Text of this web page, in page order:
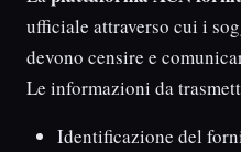
ufficiale attraverso cui i
devono censire e
Le informazioni da
Identificazione del